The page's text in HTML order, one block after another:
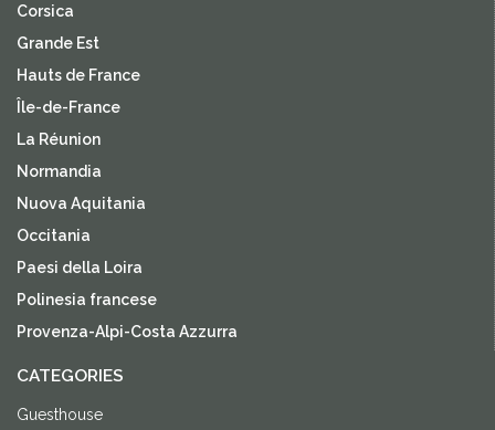
Corsica
Grande Est
Hauts de France
Île-de-France
La Réunion
Normandia
Nuova Aquitania
Occitania
Paesi della Loira
Polinesia francese
Provenza-Alpi-Costa Azzurra
CATEGORIES
Guesthouse